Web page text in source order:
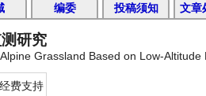
编委 投稿须知 文章
研究
Grassland Based on Low-Altitude
费支持